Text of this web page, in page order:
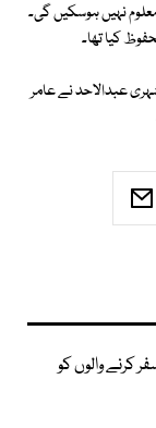
نہیں ہوسکیں گی۔
کیا تھا۔
عبدالاحد نے عامر
کرنے والوں کو